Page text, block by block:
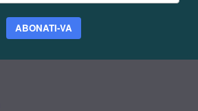
ABONATI-VA